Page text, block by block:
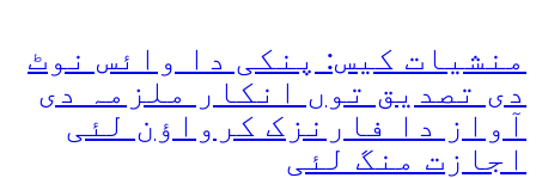
منشیات کیس: پنکی دا وائس نوٹ
دی تصدیق توں انکار ملزمہ دی
آواز دا فارنزک کرواؤن لئی
اجازت منگ لئی